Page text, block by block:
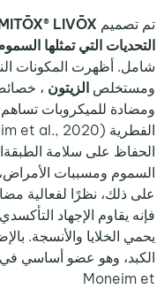
تم تصميم
التحديات التي تمثلها
شامل. أظهرت المكونات
ومستخلص الزيتون ،
ومضادة للميكروبات تساهم
الحفاظ على سلامة
السموم ومسببات
على ذلك، نظرًا لفعالية
فإنه يقاوم الإجهاد
يحمي الخلايا والأنسجة.
Moneim et